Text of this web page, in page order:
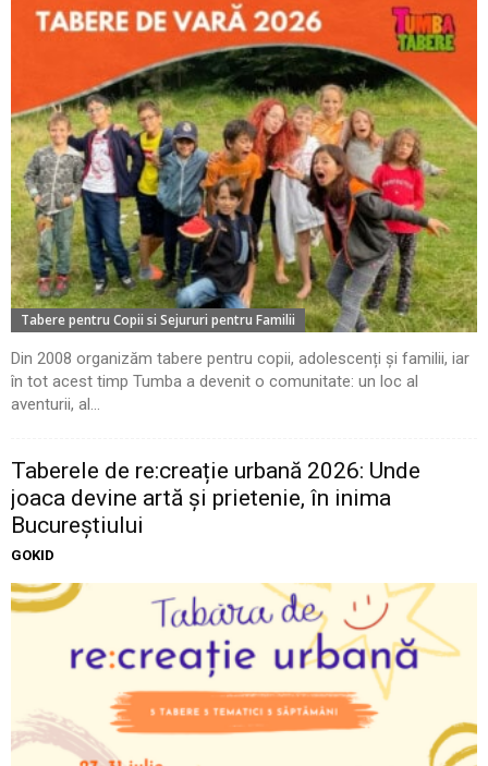
Tabere pentru Copii si Sejururi pentru Familii
Din 2008 organizăm tabere pentru copii, adolescenți și familii, iar
în tot acest timp Tumba a devenit o comunitate: un loc al
aventurii, al...
Taberele de re:creație urbană 2026: Unde
joaca devine artă și prietenie, în inima
Bucureștiului
GOKID